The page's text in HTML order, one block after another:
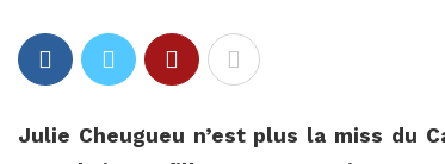
Julie Cheugueu n’est plus la miss du